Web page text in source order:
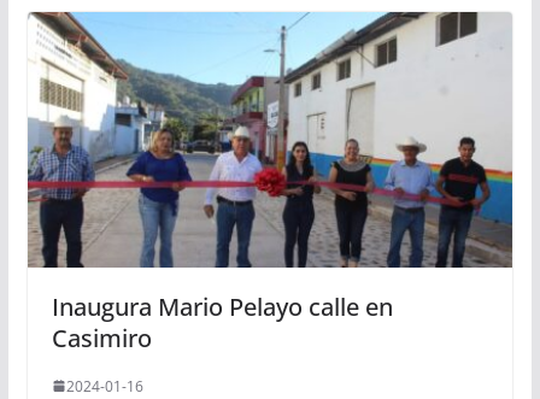
Inaugura Mario Pelayo calle en
Casimiro
2024-01-16